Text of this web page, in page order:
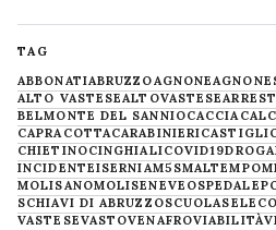
TAG
ABBONATIABRUZZOAGNONE
ALTO VASTESEALTOVASTESE
BELMONTE DEL SANNIOCACCIA
CAPRACOTTACARABINIERI
CHIETINOCINGHIALICOVID19DROGA
INCIDENTEISERNIAM5SMALTEMPO
MOLISANOMOLISENEVE OSPEDALE
SCHIAVI DI ABRUZZOSCUOLA
VASTESEVASTOVENAFROVIABILITÀ